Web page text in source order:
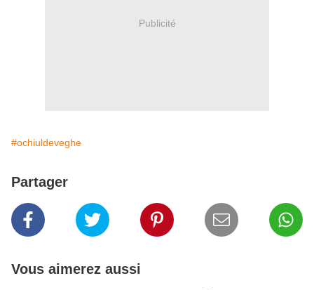
Publicité
#ochiuldeveghe
Partager
Vous aimerez aussi